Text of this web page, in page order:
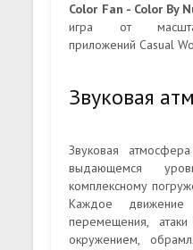
Color Fan - Color By
игра от
приложений Casual
Звуковая
Звуковая
выдающемся
комплексному
Каждое
перемещения,
окружением,